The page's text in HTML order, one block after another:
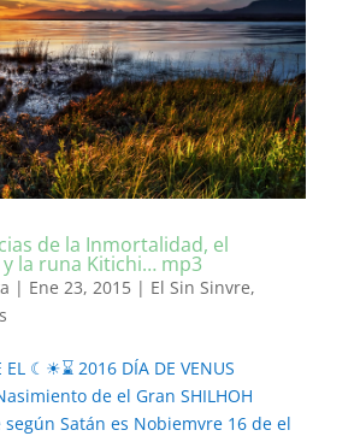
de la Inmortalidad, el
la runa Kitichi… mp3
| Ene 23, 2015| El Sin Sinvre,
EL ☾☀⌛ 2016 DÍA DE VENUS
de el Gran SHILHOH
según Satán es Nobiemvre 16 de el